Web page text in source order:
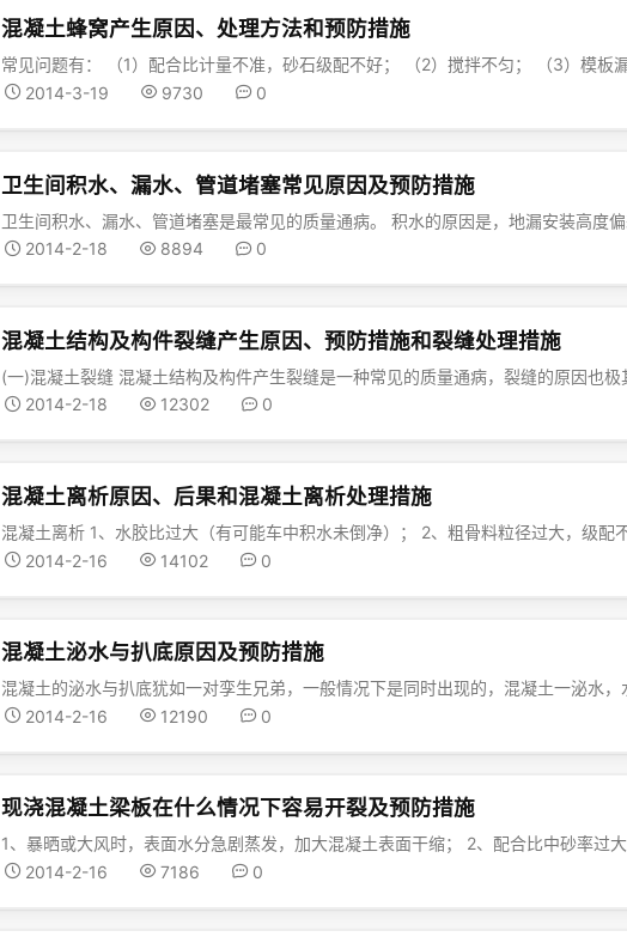
混凝土蜂窝产生原因、处理方法和预防措施
2014-3-19
9730 0
卫生间积水、漏水、管道堵塞常见原因及预防措施
2014-2-18
8894 0
混凝土结构及构件裂缝产生原因、预防措施和裂缝处理措施
2014-2-18
12302 0
混凝土离析原因、后果和混凝土离析处理措施
2014-2-16
14102 0
混凝土泌水与扒底原因及预防措施
2014-2-16
12190 0
现浇混凝土梁板在什么情况下容易开裂及预防措施
2014-2-16
7186 0